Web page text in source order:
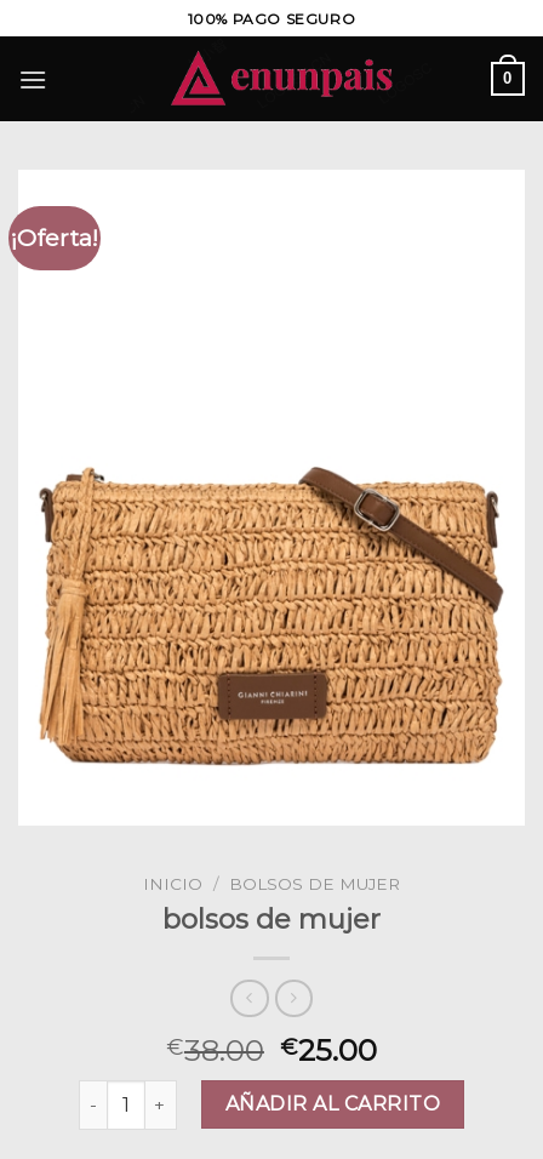
al
contenido
100% PAGO SEGURO
0
¡Oferta!
INICIO / BOLSOS DE MUJER
bolsos de mujer
€38.00 €25.00
bolsos de mujer cantidadAÑADIR AL CARRITO